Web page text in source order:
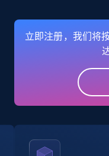
business account,
verified, and more.
Crunchbase
立即注册，我们将